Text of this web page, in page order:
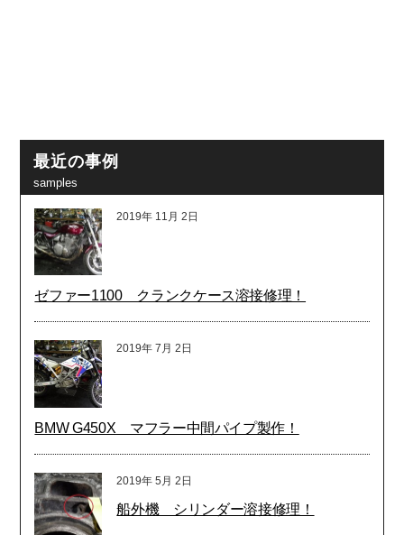
最近の事例
samples
2019年 11月 2日
ゼファー1100 クランクケース溶接修理！
2019年 7月 2日
BMW G450X マフラー中間パイプ製作！
2019年 5月 2日
船外機 シリンダー溶接修理！